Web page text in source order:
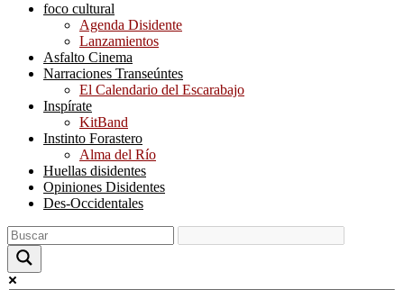
foco cultural
Agenda Disidente
Lanzamientos
Asfalto Cinema
Narraciones Transeúntes
El Calendario del Escarabajo
Inspírate
KitBand
Instinto Forastero
Alma del Río
Huellas disidentes
Opiniones Disidentes
Des-Occidentales